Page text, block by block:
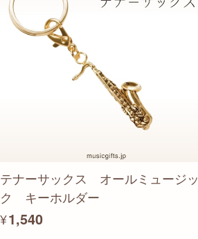
テナーサックス オールミュージッ
ク キーホルダー
¥1,540